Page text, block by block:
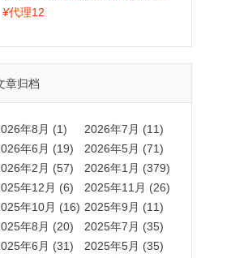
拍卡激活码商城正品保障
¥代理12
章归档
年8月 (1)
2026年7月 (11)
年6月 (19)
2026年5月 (71)
年2月 (57)
2026年1月 (379)
年12月 (6)
2025年11月 (26)
年10月 (16) 2025年9月 (11)
年8月 (20)
2025年7月 (35)
年6月 (31)
2025年5月 (35)